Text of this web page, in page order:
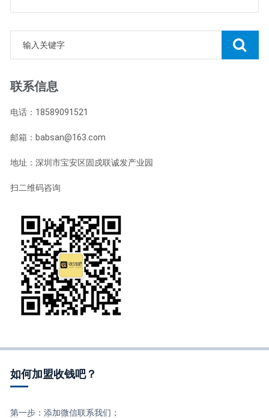
联系信息
电话：18589091521
邮箱：babsan@163.com
地址：深圳市宝安区固戍联诚发产业园
扫二维码咨询
如何加盟收钱吧？
第一步：添加微信联系我们；